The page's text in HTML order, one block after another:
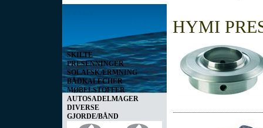
SKILTE
PRESENNINGER
SOLAFSKÆRMNING
BÅDKALECHER
MØBELSTOFFER
AUTOSADELMAGER
DIVERSE
GJORDE/BÅND
HYMI